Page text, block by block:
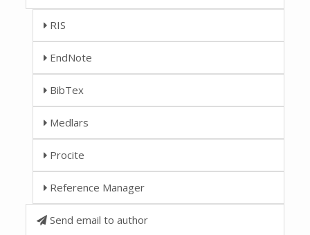
RIS
EndNote
BibTex
Medlars
Procite
Reference Manager
Send email to author